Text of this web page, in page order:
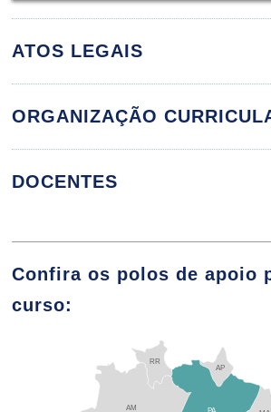
ATOS LEGAIS
ORGANIZAÇÃO
ARTE BRASILEIRA
DOCENTES
ALUIZIO FERREIRA ELIAS
ANA MARIA SILVA
Confira os polos de apoio
curso:
AP
RR
AM